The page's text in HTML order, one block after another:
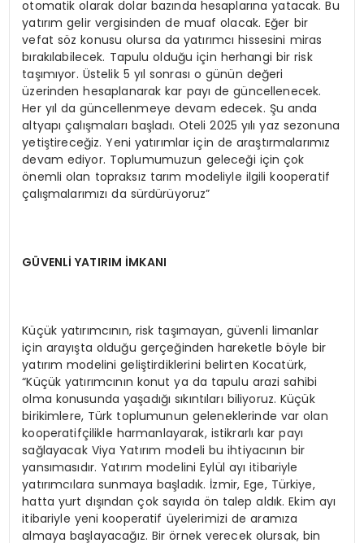
otomatik olarak dolar bazında hesaplarına yatacak. Bu
yatırım gelir vergisinden de muaf olacak. Eğer bir
vefat söz konusu olursa da yatırımcı hissesini miras
bırakılabilecek. Tapulu olduğu için herhangi bir risk
taşımıyor. Üstelik 5 yıl sonrası o günün değeri
üzerinden hesaplanarak kar payı de güncellenecek.
Her yıl da güncellenmeye devam edecek. Şu anda
altyapı çalışmaları başladı. Oteli 2025 yılı yaz sezonuna
yetiştireceğiz. Yeni yatırımlar için de araştırmalarımız
devam ediyor. Toplumumuzun geleceği için çok
önemli olan topraksız tarım modeliyle ilgili kooperatif
çalışmalarımızı da sürdürüyoruz”
GÜVENLİ YATIRIM İMKANI
Küçük yatırımcının, risk taşımayan, güvenli limanlar
için arayışta olduğu gerçeğinden hareketle böyle bir
yatırım modelini geliştirdiklerini belirten Kocatürk,
“Küçük yatırımcının konut ya da tapulu arazi sahibi
olma konusunda yaşadığı sıkıntıları biliyoruz. Küçük
birikimlere, Türk toplumunun geleneklerinde var olan
kooperatifçilikle harmanlayarak, istikrarlı kar payı
sağlayacak Viya Yatırım modeli bu ihtiyacının bir
yansımasıdır. Yatırım modelini Eylül ayı itibariyle
yatırımcılara sunmaya başladık. İzmir, Ege, Türkiye,
hatta yurt dışından çok sayıda ön talep aldık. Ekim ayı
itibariyle yeni kooperatif üyelerimizi de aramıza
almaya başlayacağız. Bir örnek verecek olursak, bin